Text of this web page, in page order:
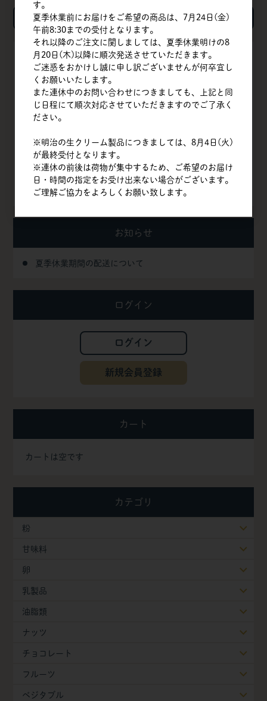
検索
TOP
会社概要
商品一覧
クイックオーダー
よくある質問
お問い合わせ
お知らせ
夏季休業期間の配送について
ログイン
ログイン
新規会員登録
カート
カートは空です
カテゴリ
粉
甘味料
卵
乳製品
油脂類
ナッツ
チョコレート
フルーツ
ベジタブル
す。
夏季休業前にお届けをご希望の商品は、7月24日(金)
午前8:30までの受付となります。
それ以降のご注文に関しましては、夏季休業明けの8
月20日(木)以降に順次発送させていただきます。
ご迷惑をおかけし誠に申し訳ございませんが何卒宜し
くお願いいたします。
また連休中のお問い合わせにつきましても、上記と同
じ日程にて順次対応させていただきますのでご了承く
ださい。
※明治の生クリーム製品につきましては、8月4日(火)
が最終受付となります。
※連休の前後は荷物が集中するため、ご希望のお届け
日・時間の指定をお受け出来ない場合がございます。
ご理解ご協力をよろしくお願い致します。